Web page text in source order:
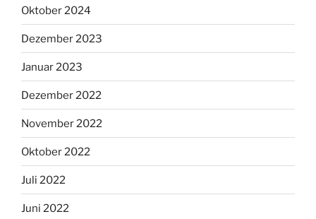
Oktober 2024
Dezember 2023
Januar 2023
Dezember 2022
November 2022
Oktober 2022
Juli 2022
Juni 2022